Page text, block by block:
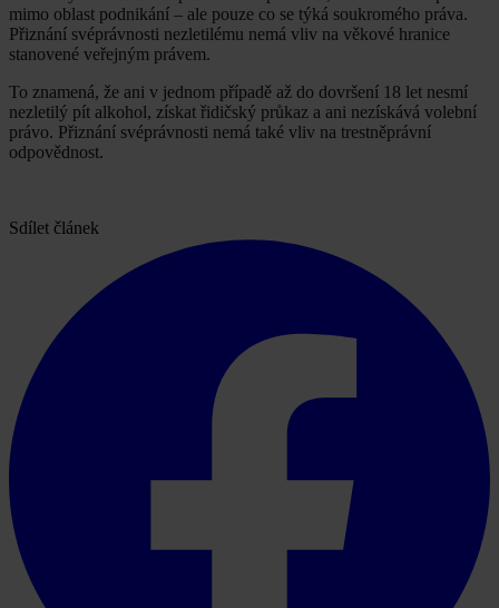
mimo oblast podnikání – ale pouze co se týká soukromého práva.
Přiznání svéprávnosti nezletilému nemá vliv na věkové hranice
stanovené veřejným právem.
To znamená, že ani v jednom případě až do dovršení 18 let nesmí
nezletilý pít alkohol, získat řidičský průkaz a ani nezískává volební
právo. Přiznání svéprávnosti nemá také vliv na trestněprávní
odpovědnost.
Sdílet článek